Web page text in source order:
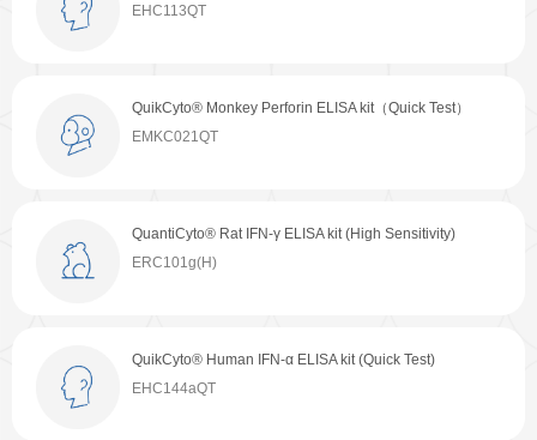
定制代测
Luminex®多因子检测服务
促销活动 新品发布
线下展会
EHC113QT
QuikCyto® Monkey Perforin ELISA kit（Quick Test）
EMKC021QT
QuantiCyto® Rat IFN-γ ELISA kit (High Sensitivity)
ERC101g(H)
QuikCyto® Human IFN-α ELISA kit (Quick Test)
EHC144aQT